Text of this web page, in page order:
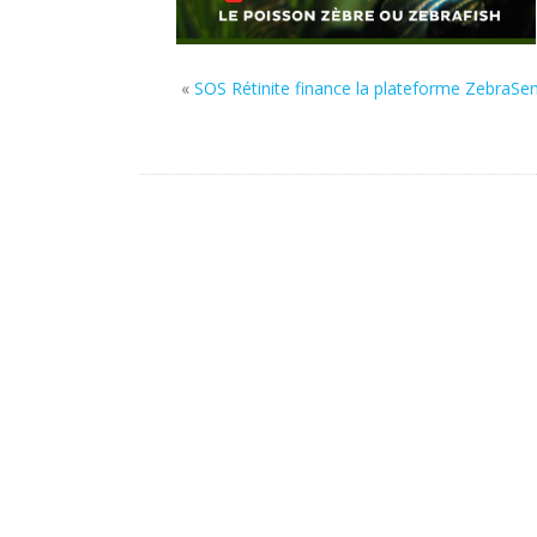
« SOS Rétinite finance la plateforme